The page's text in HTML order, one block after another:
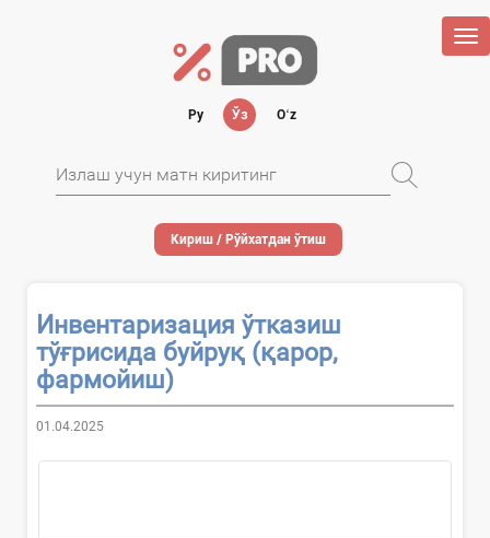
Ру Ўз Oʻz
Кириш / Рўйхатдан ўтиш
Инвентаризация ўтказиш
тўғрисида буйруқ (қарор,
фармойиш)
01.04.2025